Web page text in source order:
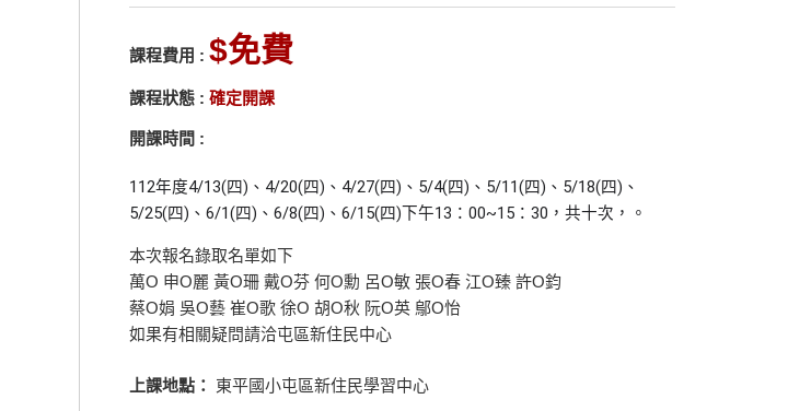
課程費用 : 免費
課程狀態 : 確定開課
開課時間 :
112年度4/13(四)、4/20(四)、4/27(四)、5/4(四)、5/11(四)、5/18(四)、
5/25(四)、6/1(四)、6/8(四)、6/15(四)下午13：00~15：30，共十次，。
本次報名錄取名單如下
萬O 申O麗 黃O珊 戴O芬 何O勳 呂O敏 張O春 江O臻 許O鈞
蔡O娟 吳O藝 崔O歌 徐O 胡O秋 阮O英 鄔O怡
如果有相關疑問請洽屯區新住民中心
上課地點： 東平國小屯區新住民學習中心